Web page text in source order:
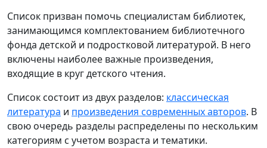
Список призван помочь специалистам библиотек,
занимающимся комплектованием библиотечного
фонда детской и подростковой литературой. В него
включены наиболее важные произведения,
входящие в круг детского чтения.
Список состоит из двух разделов: классическая
литература и произведения современных авторов. В
свою очередь разделы распределены по нескольким
категориям с учетом возраста и тематики.